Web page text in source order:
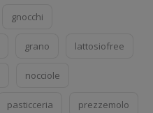
gnocchi
grano lattosiofree
nocciole
pasticceria prezzemolo